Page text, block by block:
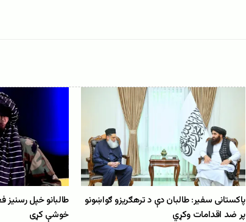
پاکستانی سفیر: طالبان دې د ترهګریزو ګواښونو
پر ضد اقدامات وکړي
طالبانو خپل رسنیز
خوشې کړی